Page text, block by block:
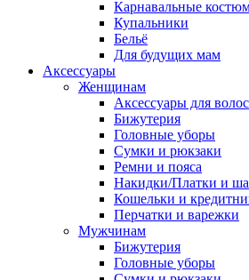
Карнавальные
Купальники
Бельё
Для будущих мам
Аксессуары
Женщинам
Аксессуары для волос
Бижутерия
Головные уборы
Сумки и рюкзаки
Ремни и пояса
Накидки/Платки и
Кошельки и
Перчатки и варежки
Мужчинам
Бижутерия
Головные уборы